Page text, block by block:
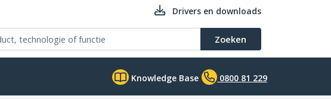
Drivers en downloads
Zoeken
Knowledge Base 0800 81 229